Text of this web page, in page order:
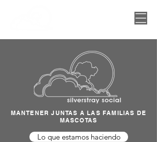
MANTENER JUNTAS A LAS FAMILIAS DE
MASCOTAS
Lo que estamos haciendo